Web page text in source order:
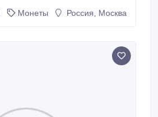
Монеты Россия, Москва